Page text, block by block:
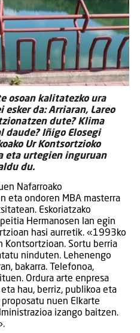
osoan kalitatezko ura
da: Arriaran, Lareo
dute? Klima
daude? Iñigo Elosegi
Ur Kontsortzioko
eta urtegien inguruan
du.
Nafarroako
eta ondoren MBA masterra
Eskoriatzako
Hermanosen lan egin
hasi aurretik. «1993ko
Kontsortzioan. Sortu berria
ninduten. Lehenengo
bakarra. Telefonoa,
Ordura arte enpresa
hau, berriz, publikoa eta
nuen Elkarte
izango baitzen.